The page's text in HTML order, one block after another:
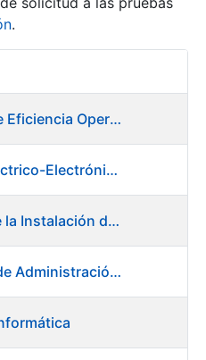
.
FC 08/24 - Director/a de Eficiencia Operativa
OE 29/24 - Oficial 1ª Eléctrico-Electrónico Mantenimiento Destacado
OE 32/24 - Ayudante de la Instalación de Preparación de Pastas. Fábrica de Papel
FC 10/24 - Director/a - de Administración Financiera